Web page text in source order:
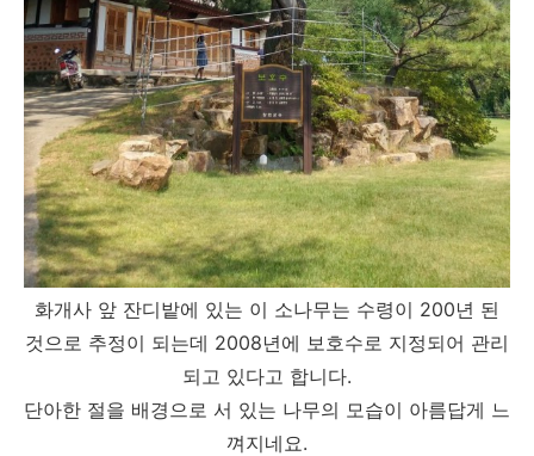
화개사 앞 잔디밭에 있는 이 소나무는 수령이 200년 된
것으로 추정이 되는데 2008년에 보호수로 지정되어 관리
되고 있다고 합니다.
단아한 절을 배경으로 서 있는 나무의 모습이 아름답게 느
껴지네요.